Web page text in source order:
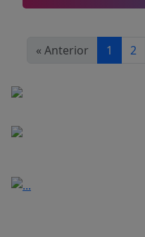
« Anterior 1 2